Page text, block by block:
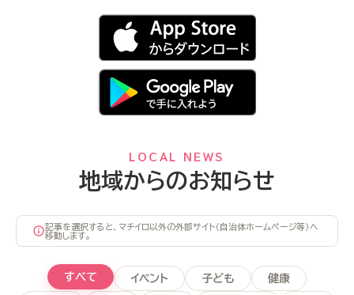
LOCAL NEWS
地域からのお知らせ
記事を選択すると、マチイロ以外の外部サイト（自治体ホームページ等）へ
移動します。
すべて イベント 子ども 健康